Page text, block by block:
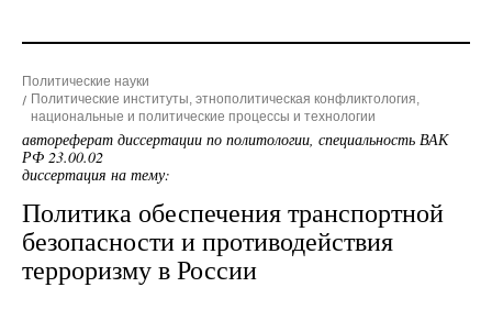
Политические науки
Политические институты, этнополитическая конфликтология,
национальные и политические процессы и технологии
автореферат диссертации по политологии, специальность ВАК
РФ 23.00.02
диссертация на тему:
Политика обеспечения транспортной
безопасности и противодействия
терроризму в России